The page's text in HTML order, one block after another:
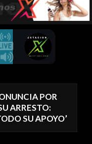
POR
ARRESTO:
SU APOYO’